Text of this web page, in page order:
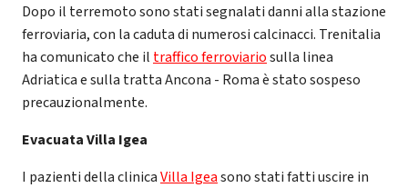
Dopo il terremoto sono stati segnalati danni alla stazione
ferroviaria, con la caduta di numerosi calcinacci. Trenitalia
ha comunicato che il traffico ferroviariosulla linea
Adriatica e sulla tratta Ancona - Roma è stato sospeso
precauzionalmente.
Evacuata Villa Igea
I pazienti della clinicaVilla Igeasono stati fatti uscire in